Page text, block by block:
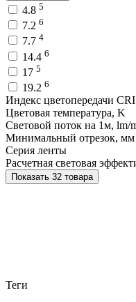
4.8 5
7.2 6
7.7 4
14.4 6
17 5
19.2 6
Индекс цветопередачи
Цветовая температура, K
Световой поток на 1м, lm/
Минимальный отрезок, мм
Серия ленты
Расчетная световая
Показать 32 товара
Теги